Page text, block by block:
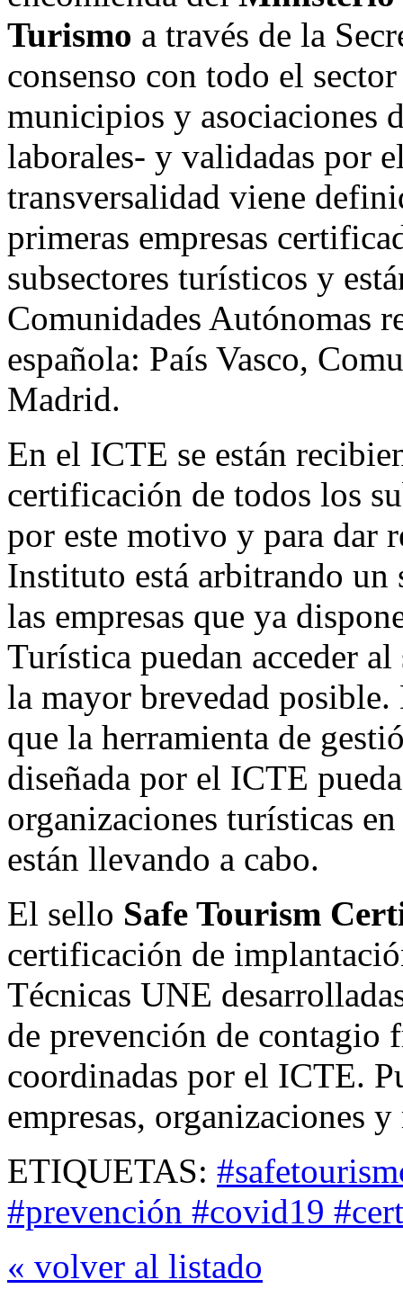
Turismo a través de la
consenso con todo el
municipios y asociaciones
laborales- y validadas por
transversalidad viene
primeras empresas
subsectores turísticos y
Comunidades Autónomas
española: País Vasco,
Madrid.
En el ICTE se están
certificación de todos los
por este motivo y para dar
Instituto está arbitrando un
las empresas que ya
Turística puedan acceder
la mayor brevedad
que la herramienta de
diseñada por el ICTE
organizaciones turísticas
están llevando a cabo.
El sello Safe Tourism
certificación de
Técnicas UNE
de prevención de contagio
coordinadas por el ICTE.
empresas, organizaciones
ETIQUETAS:
#prevención #covid19
« volver al listado